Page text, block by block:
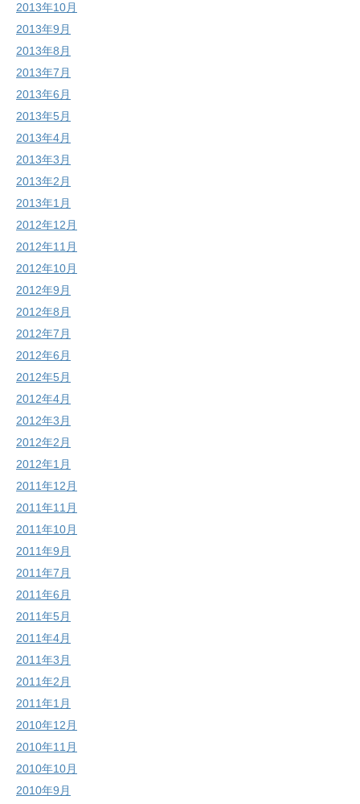
2013年10月
2013年9月
2013年8月
2013年7月
2013年6月
2013年5月
2013年4月
2013年3月
2013年2月
2013年1月
2012年12月
2012年11月
2012年10月
2012年9月
2012年8月
2012年7月
2012年6月
2012年5月
2012年4月
2012年3月
2012年2月
2012年1月
2011年12月
2011年11月
2011年10月
2011年9月
2011年7月
2011年6月
2011年5月
2011年4月
2011年3月
2011年2月
2011年1月
2010年12月
2010年11月
2010年10月
2010年9月